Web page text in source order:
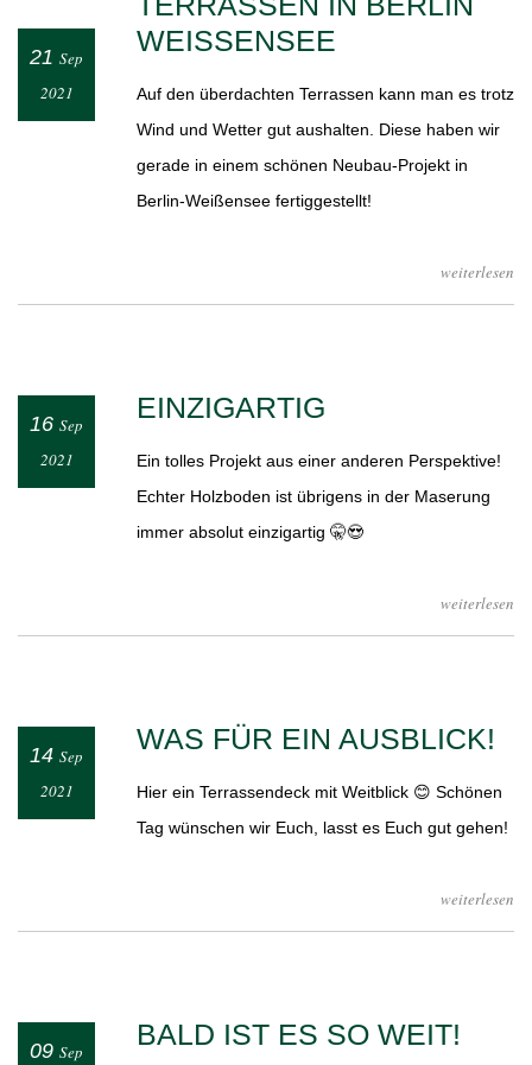
WEISSENSEE
21 Sep
2021
Auf den überdachten Terrassen kann man es trotz
Wind und Wetter gut aushalten. Diese haben wir
gerade in einem schönen Neubau-Projekt in
Berlin-Weißensee fertiggestellt!
weiterlesen
EINZIGARTIG
16 Sep
2021
Ein tolles Projekt aus einer anderen Perspektive!
Echter Holzboden ist übrigens in der Maserung
immer absolut einzigartig 🤫😍
weiterlesen
WAS FÜR EIN AUSBLICK!
14 Sep
2021
Hier ein Terrassendeck mit Weitblick 😊 Schönen
Tag wünschen wir Euch, lasst es Euch gut gehen!
weiterlesen
BALD IST ES SO WEIT!
09 Sep